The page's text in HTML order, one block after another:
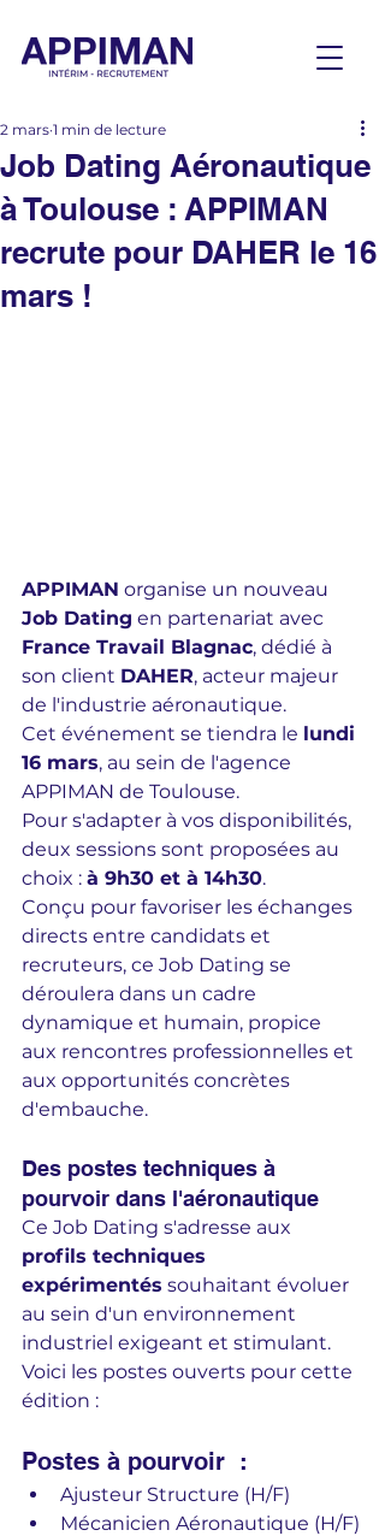
Job Dating Aéronautique
à Toulouse : APPIMAN
recrute pour DAHER le 16
mars !
2 mars 1 min de lecture
APPIMAN organise un nouveau
Job Dating en partenariat avec
France Travail Blagnac, dédié à
son client DAHER, acteur majeur
de l'industrie aéronautique.
Cet événement se tiendra le lundi
16 mars, au sein de l'agence
APPIMAN de Toulouse.
Pour s'adapter à vos disponibilités,
deux sessions sont proposées au
choix : à 9h30 et à 14h30.
Conçu pour favoriser les échanges
directs entre candidats et
recruteurs, ce Job Dating se
déroulera dans un cadre
dynamique et humain, propice
aux rencontres professionnelles et
aux opportunités concrètes
d'embauche.
Des postes techniques à
pourvoir dans l'aéronautique
Ce Job Dating s'adresse aux
profils techniques
expérimentés souhaitant évoluer
au sein d'un environnement
industriel exigeant et stimulant.
Voici les postes ouverts pour cette
édition :
Postes à pourvoir  :
Ajusteur Structure (H/F)
Mécanicien Aéronautique (H/F)